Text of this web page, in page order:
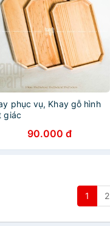
phục vụ, Khay gỗ hình
giác
90.000 đ
1 2